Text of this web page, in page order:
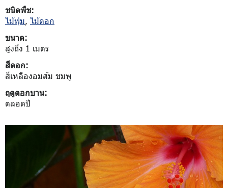
ชนิดพืช:
ไม้พุ่ม, ไม้ดอก
ขนาด:
สูงถึง 1 เมตร
สีดอก:
สีเหลืองอมส้ม ชมพู
ฤดูดอกบาน:
ตลอดปี